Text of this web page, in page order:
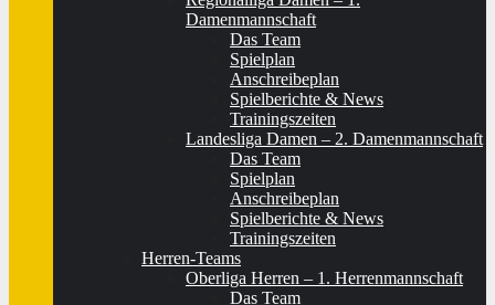
Damenmannschaft
Das Team
Spielplan
Anschreibeplan
Spielberichte & News
Trainingszeiten
Landesliga Damen – 2. Damenmannschaft
Das Team
Spielplan
Anschreibeplan
Spielberichte & News
Trainingszeiten
Herren-Teams
Oberliga Herren – 1. Herrenmannschaft
Das Team